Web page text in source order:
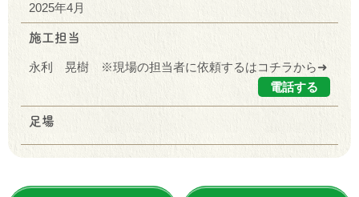
2025年4月
施工担当
永利 晃樹 ※現場の担当者に依頼するはコチラから➜
電話する
足場